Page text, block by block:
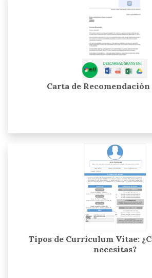
Carta de
Tipos de Currículum Vitae:
necesitas?